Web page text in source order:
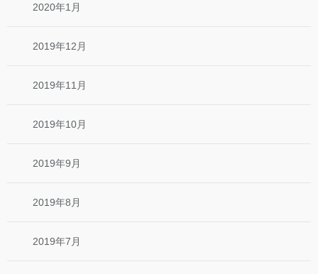
2020年1月
2019年12月
2019年11月
2019年10月
2019年9月
2019年8月
2019年7月